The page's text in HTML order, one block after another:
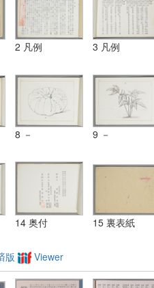
2 凡例 3 凡例
8 － 9 －
14 奥付 15 裏表紙
版 Viewer